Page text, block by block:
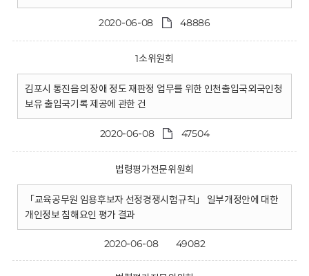
2020-06-08 48886
1소위원회
김포시 통진읍의 장애 정도 재판정 업무를 위한 인천출입국외국인청
보유 출입국기록 제공에 관한 건
2020-06-08 47504
법령평가전문위원회
「교육공무원 임용후보자 선정경쟁시험규칙」 일부개정안에 대한
개인정보 침해요인 평가 결과
2020-06-08 49082